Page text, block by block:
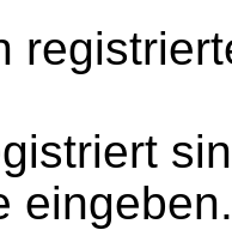
eingeben.